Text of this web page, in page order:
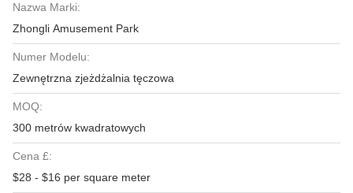
Nazwa Marki:
Zhongli Amusement Park
Numer Modelu:
Zewnętrzna zjeżdżalnia tęczowa
MOQ:
300 metrów kwadratowych
Cena £:
$28 - $16 per square meter